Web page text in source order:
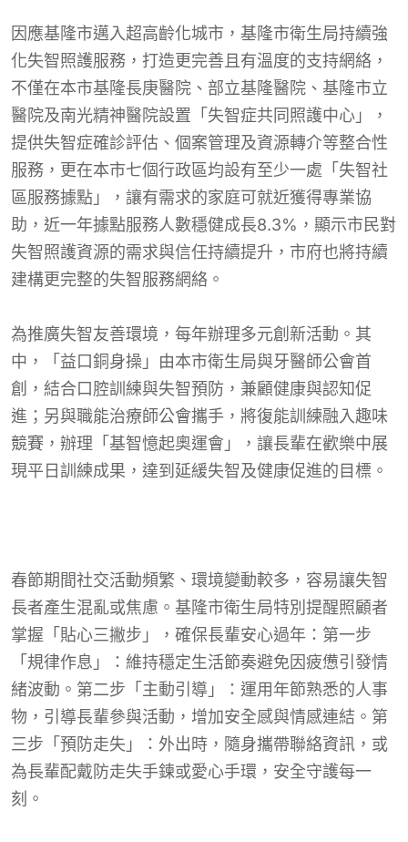
因應基隆市邁入超高齡化城市，基隆市衛生局持續強
化失智照護服務，打造更完善且有溫度的支持網絡，
不僅在本市基隆長庚醫院、部立基隆醫院、基隆市立
醫院及南光精神醫院設置「失智症共同照護中心」，
提供失智症確診評估、個案管理及資源轉介等整合性
服務，更在本市七個行政區均設有至少一處「失智社
區服務據點」，讓有需求的家庭可就近獲得專業協
助，近一年據點服務人數穩健成長8.3%，顯示市民對
失智照護資源的需求與信任持續提升，市府也將持續
建構更完整的失智服務網絡。
為推廣失智友善環境，每年辦理多元創新活動。其
中，「益口銅身操」由本市衛生局與牙醫師公會首
創，結合口腔訓練與失智預防，兼顧健康與認知促
進；另與職能治療師公會攜手，將復能訓練融入趣味
競賽，辦理「基智憶起奧運會」，讓長輩在歡樂中展
現平日訓練成果，達到延緩失智及健康促進的目標。
春節期間社交活動頻繁、環境變動較多，容易讓失智
長者產生混亂或焦慮。基隆市衛生局特別提醒照顧者
掌握「貼心三撇步」，確保長輩安心過年：第一步
「規律作息」：維持穩定生活節奏避免因疲憊引發情
緒波動。第二步「主動引導」：運用年節熟悉的人事
物，引導長輩參與活動，增加安全感與情感連結。第
三步「預防走失」：外出時，隨身攜帶聯絡資訊，或
為長輩配戴防走失手鍊或愛心手環，安全守護每一
刻。